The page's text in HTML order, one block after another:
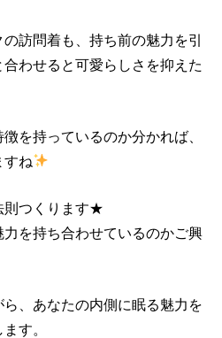
訪問着も、持ち前の魅力を引
わせると可愛らしさを抑えた
を持っているのか分かれば、
すね
則つくります★
を持ち合わせているのかご興
、あなたの内側に眠る魅力を
す。